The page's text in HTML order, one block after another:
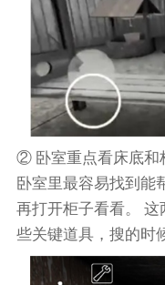
② 卧室重点看床底和
卧室里最容易找到能
再打开柜子看看。
些关键道具，搜的时